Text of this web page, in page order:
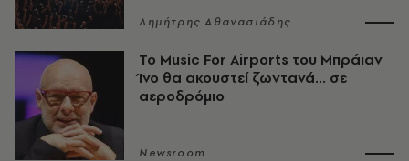
Δημήτρης Αθανασιάδης
Το Music For Airports του Μπράιαν
Ίνο θα ακουστεί ζωντανά... σε
αεροδρόμιο
Newsroom